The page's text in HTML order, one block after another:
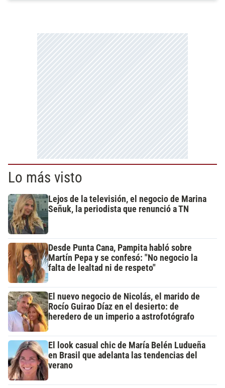
Lo más visto
Lejos de la televisión, el negocio de Marina
Señuk, la periodista que renunció a TN
Desde Punta Cana, Pampita habló sobre
Martín Pepa y se confesó: "No negocio la
falta de lealtad ni de respeto"
El nuevo negocio de Nicolás, el marido de
Rocío Guirao Díaz en el desierto: de
heredero de un imperio a astrofotógrafo
El look casual chic de María Belén Ludueña
en Brasil que adelanta las tendencias del
verano